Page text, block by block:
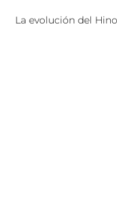
La evolución del